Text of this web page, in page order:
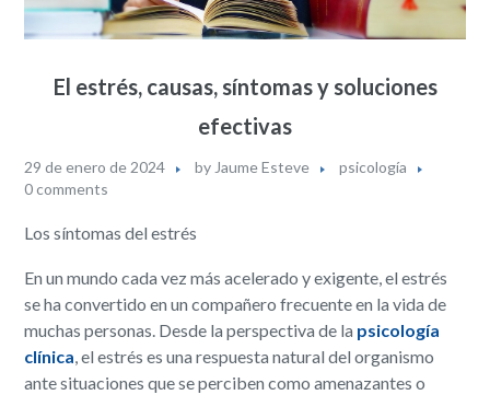
El estrés, causas, síntomas y soluciones
efectivas
29 de enero de 2024 byJaume Esteve
psicología
0 comments
Los síntomas del estrés
En un mundo cada vez más acelerado y exigente, el estrés
se ha convertido en un compañero frecuente en la vida de
muchas personas. Desde la perspectiva de la psicología
clínica, el estrés es una respuesta natural del organismo
ante situaciones que se perciben como amenazantes o